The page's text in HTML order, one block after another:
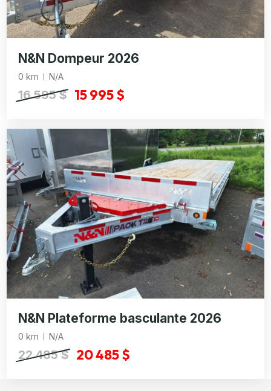
N&N Dompeur 2026
0 km N/A
16 595 $ 15 995 $
N&N Plateforme basculante 2026
0 km N/A
22 485 $ 20 485 $